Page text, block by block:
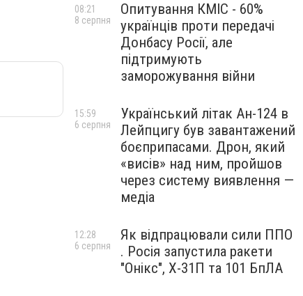
Опитування КМІС - 60%
українців проти передачі
Донбасу Росії, але
підтримують
заморожування війни
08:21
8 серпня
Український літак Ан-124 в
Лейпцигу був завантажений
боєприпасами. Дрон, який
«висів» над ним, пройшов
через систему виявлення —
медіа
15:59
6 серпня
Як відпрацювали сили ППО
. Росія запустила ракети
"Онікс", Х-31П та 101 БпЛА
12:28
6 серпня